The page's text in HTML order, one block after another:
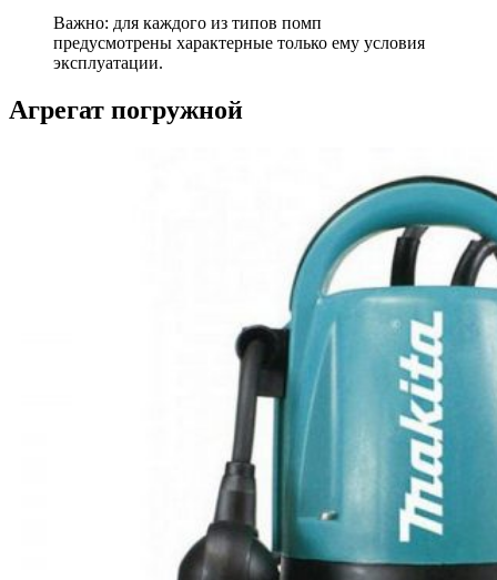
Важно: для каждого из типов помп
предусмотрены характерные только ему условия
эксплуатации.
Агрегат погружной